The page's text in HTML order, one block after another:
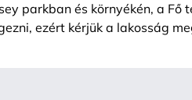
parkban és környékén, a Fő
ezért kérjük a lakosság